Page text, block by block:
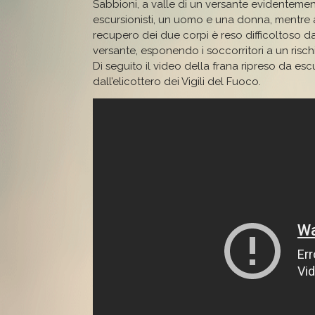
Sabbioni, a valle di un versante
escursionisti, un uomo e una donna, mentre
recupero dei due corpi è reso difficoltoso
versante, esponendo i soccorritori a un
Di seguito il video della frana ripreso da
dall’elicottero dei Vigili del Fuoco.